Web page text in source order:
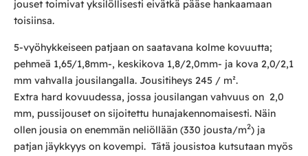
jouset toimivat yksilöllisesti eivätkä pääse hankaamaan
toisiinsa.
5-vyöhykkeiseen patjaan on saatavana kolme kovuutta;
pehmeä 1,65/1,8mm-, keskikova 1,8/2,0mm- ja kova 2,0/2,1
mm vahvalla jousilangalla. Jousitiheys 245 / m².
Extra hard kovuudessa, jossa jousilangan vahvuus on 2,0
mm, pussijouset on sijoitettu hunajakennomaisesti. Näin
ollen jousia on enemmän neliöllään (330 jousta/m2) ja
patjan jäykkyys on kovempi. Tätä jousistoa kutsutaan myös